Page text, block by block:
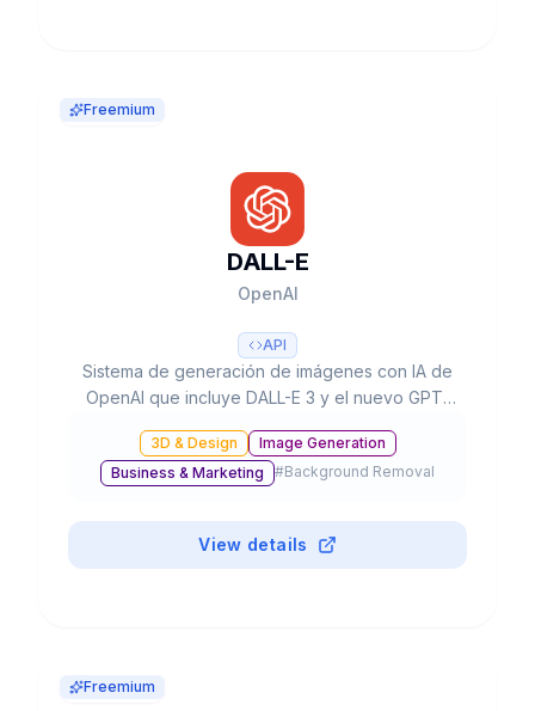
Freemium
DALL-E
OpenAI
API
Sistema de generación de imágenes con IA de
OpenAI que incluye DALL-E 3 y el nuevo GPT-
edición, inpainting y resolución hasta 4K,
integrado en ChatGPT y disponible vía API.
3D & Design
Image Generation
Business & Marketing
#Background Removal
View details
Freemium